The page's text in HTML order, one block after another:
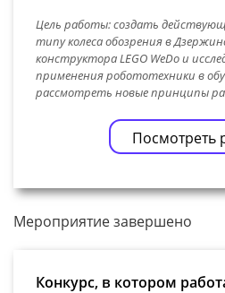
Цель работы: создать
типу колеса обозрения в
конструктора LEGO WeDo и
применения робототехники в
рассмотреть новые принципы
Посмотреть
Мероприятие завершено
Конкурс, в котором